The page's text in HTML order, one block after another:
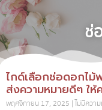
ช่
ไกด์เลือกช่อดอกไม้
ส่งความหมายดีๆ ใ
พฤศจิกายน 17, 2025 ไม่มีความ